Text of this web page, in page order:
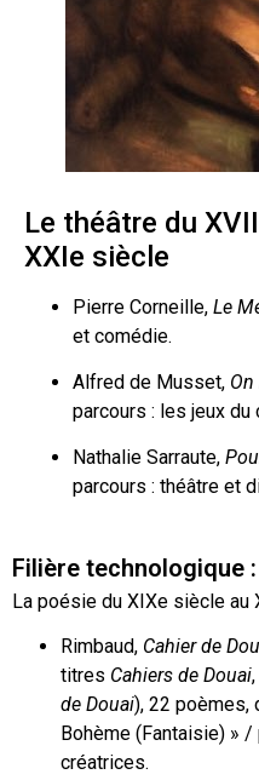
Le théâtre du XVII
XXIe siècle
Pierre Corneille, Le
et comédie.
Alfred de Musset,
parcours : les jeux
Nathalie Sarraute,
parcours : théâtre et
Filière technologique :
La poésie du XIXe siècle au
Rimbaud, Cahier de
titres Cahiers de Douai,
de Douai), 22 poèmes,
Bohème (Fantaisie) »
créatrices.